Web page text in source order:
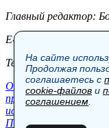
Главный редактор:
E-mail:
Тел.: +7 (921) 720-00-
Общество Экономика
проекте Шоу-бизнес
использования cookie-
Пользовательское
На сайте
Продолжая
соглашаетесь с
cookie-файлов и
соглашением